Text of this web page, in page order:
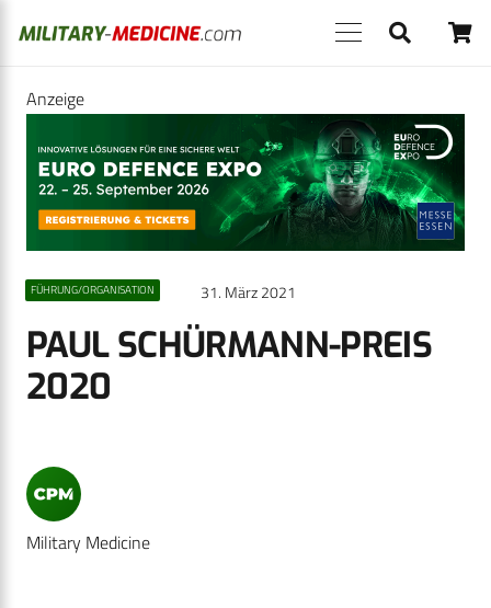
Anzeige
FÜHRUNG/ORGANISATION 31. März 2021
PAUL SCHÜRMANN-PREIS
2020
Military Medicine